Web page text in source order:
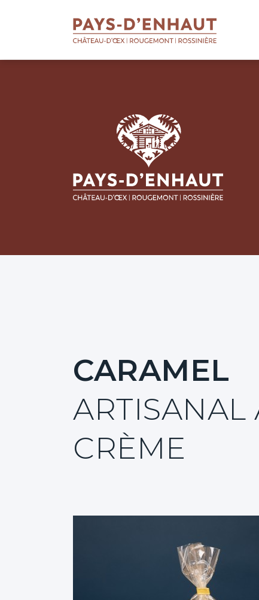
BIENVENUE
Qui sommes-nous
Soutien aux entreprises
Soutien aux apprentis
CARAMEL
ARTISANAL
CRÈME